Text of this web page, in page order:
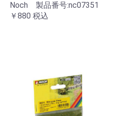
Noch 製品番号:nc07351
￥880 税込